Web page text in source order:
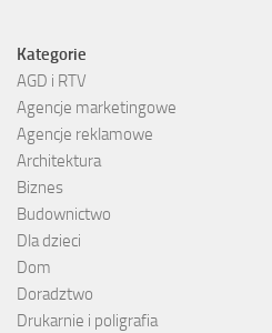
Kategorie
AGD i RTV
Agencje marketingowe
Agencje reklamowe
Architektura
Biznes
Budownictwo
Dla dzieci
Dom
Doradztwo
Drukarnie i poligrafia